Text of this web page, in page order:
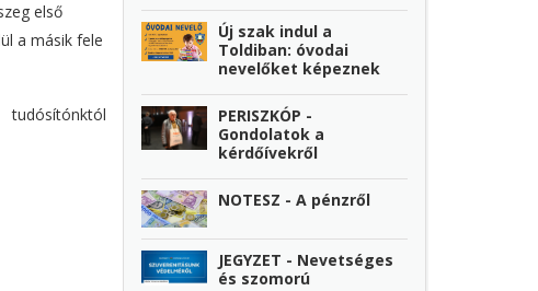
első
a másik fele
tudósítónktól
Új szak indul a
Toldiban: óvodai
nevelőket képeznek
PERISZKÓP -
Gondolatok a
kérdőívekről
NOTESZ - A pénzről
JEGYZET - Nevetséges
és szomorú